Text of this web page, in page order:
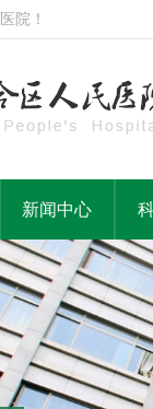
院！
新闻中心